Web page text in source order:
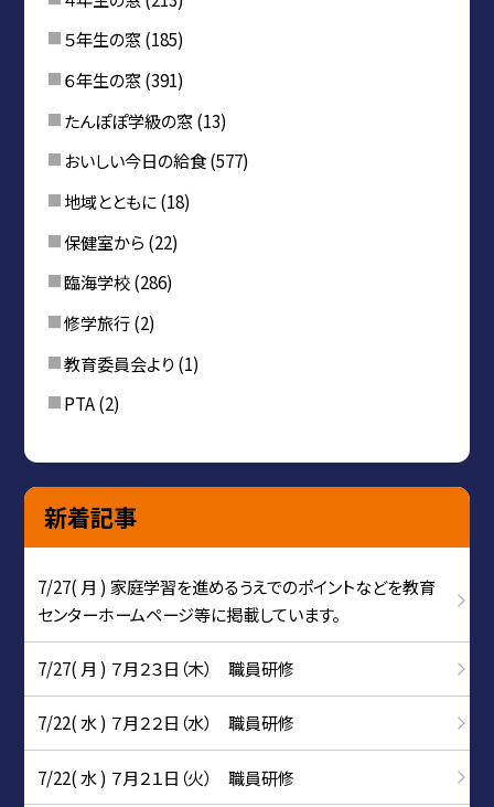
５年生の窓(185)
６年生の窓(391)
たんぽぽ学級の窓(13)
おいしい今日の給食(577)
地域とともに(18)
保健室から (22)
臨海学校(286)
修学旅行(2)
教育委員会より (1)
PTA(2)
新着記事
7/27( 月 ) 家庭学習を進めるうえでのポイントなどを教育
センターホームページ等に掲載しています。
7/27( 月 ) ７月２３日（木） 職員研修
7/22( 水 ) ７月２２日（水） 職員研修
7/22( 水 ) ７月２１日（火） 職員研修